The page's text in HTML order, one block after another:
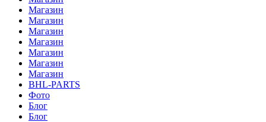
Магазин
Магазин
Магазин
Магазин
Магазин
Магазин
Магазин
BHL-PARTS
Фото
Блог
Блог